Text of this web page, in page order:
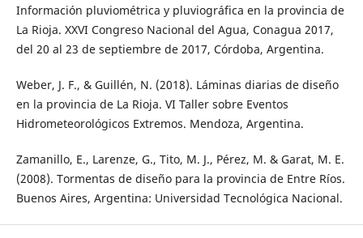
Información pluviométrica y pluviográfica en la provincia de
La Rioja. XXVI Congreso Nacional del Agua, Conagua 2017,
del 20 al 23 de septiembre de 2017, Córdoba, Argentina.
Weber, J. F., & Guillén, N. (2018). Láminas diarias de diseño
en la provincia de La Rioja. VI Taller sobre Eventos
Hidrometeorológicos Extremos. Mendoza, Argentina.
Zamanillo, E., Larenze, G., Tito, M. J., Pérez, M. & Garat, M. E.
(2008). Tormentas de diseño para la provincia de Entre Ríos.
Buenos Aires, Argentina: Universidad Tecnológica Nacional.